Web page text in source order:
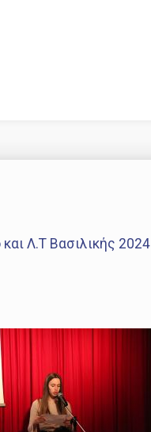
Λ.Τ Βασιλικής 2024